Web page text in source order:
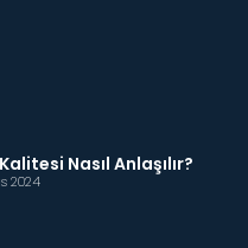
Nasıl Anlaşılır?
2024